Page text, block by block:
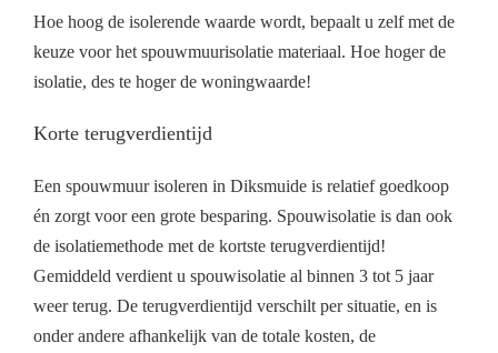
Hoe hoog de isolerende waarde wordt, bepaalt u zelf met de
keuze voor het spouwmuurisolatie materiaal. Hoe hoger de
isolatie, des te hoger de woningwaarde!
Korte terugverdientijd
Een spouwmuur isoleren in Diksmuide is relatief goedkoop
én zorgt voor een grote besparing. Spouwisolatie is dan ook
de isolatiemethode met de kortste terugverdientijd!
Gemiddeld verdient u spouwisolatie al binnen 3 tot 5 jaar
weer terug. De terugverdientijd verschilt per situatie, en is
onder andere afhankelijk van de totale kosten, de